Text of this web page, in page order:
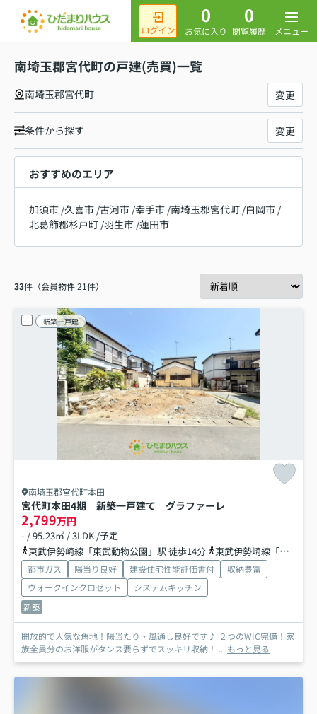
0
お気に入り
0
閲覧履歴 メニュー
南埼玉郡宮代町の戸建(売買)一覧
南埼玉郡宮代町 変更
条件から探す 変更
おすすめのエリア
加須市 /久喜市 /古河市 /幸手市 /南埼玉郡宮代町 /白岡市 /
北葛飾郡杉戸町 /羽生市 /蓮田市
33件（会員物件 21件）
新築一戸建
南埼玉郡宮代町本田
宮代町本田4期 新築一戸建て グラファーレ
2,799万円
- / 95.23㎡ / 3LDK /予定
東武伊勢崎線「東武動物公園」駅 徒歩14分
東武伊勢崎線「和戸」駅 徒歩33分
都市ガス 陽当り良好 建設住宅性能評価書付
収納豊富
ウォークインクロゼット
システムキッチン
新築
開放的で人気な角地！陽当たり・風通し良好です♪ ２つのWIC完備！家
族全員分のお洋服がタンス要らずでスッキリ収納！ ... もっと見る